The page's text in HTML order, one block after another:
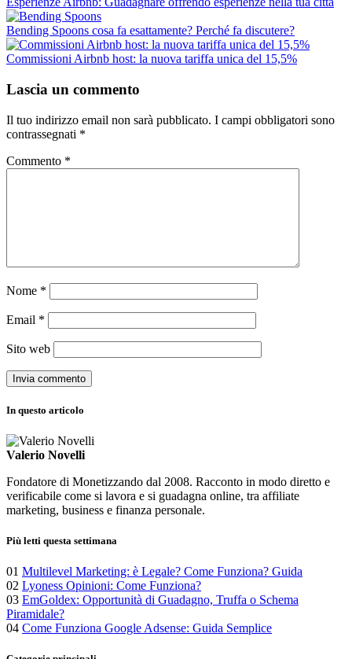
Bending Spoons cosa fa esattamente? Perché fa discutere?
Commissioni Airbnb host: la nuova tariffa unica del 15,5%
Lascia un commento
Il tuo indirizzo email non sarà pubblicato. I campi obbligatori sono
contrassegnati *
Commento *
Nome *
Email *
Sito web
In questo articolo
Valerio Novelli
Fondatore di Monetizzando dal 2008. Racconto in modo diretto e
verificabile come si lavora e si guadagna online, tra affiliate
marketing, business e finanza personale.
Più letti questa settimana
01 Multilevel Marketing: è Legale? Come Funziona? Guida
02 Lyoness Opinioni: Come Funziona?
03 EmGoldex: Opportunità di Guadagno, Truffa o Schema
Piramidale?
04 Come Funziona Google Adsense: Guida Semplice